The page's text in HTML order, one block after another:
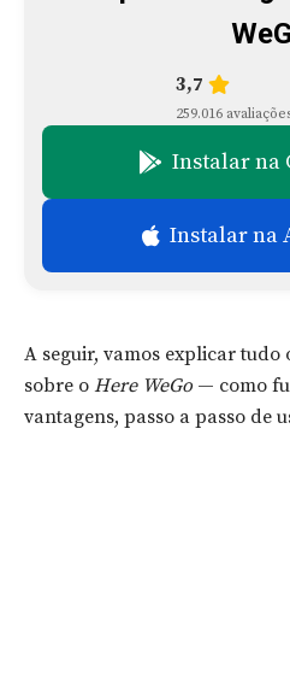
3,7
259.016
Instalar na
Instalar na
A seguir, vamos explicar tudo
sobre o Here WeGo — como
vantagens, passo a passo de